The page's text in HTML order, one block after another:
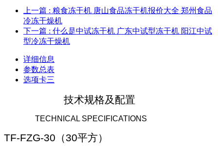
上一篇 : 粮食冻干机 唐山食品冻干机报价大全 郑州食品
冷冻干燥机
下一篇 : 什么是中试冻干机 广东中试型冻干机 阳江中试
型冷冻干燥机
详细信息
参数总表
选项卡三
技术规格及配置
TECHNICAL SPECIFICATIONS
TF-FZG-30 （30平方）